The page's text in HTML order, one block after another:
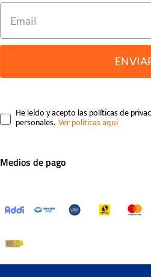
He leído y acepto las políticas de
personales.
Medios de pago